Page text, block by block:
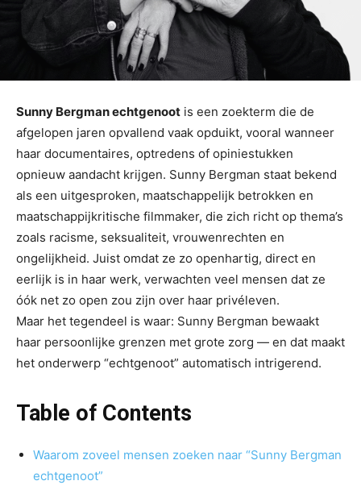
Sunny Bergman echtgenoot is een zoekterm die de
afgelopen jaren opvallend vaak opduikt, vooral wanneer
haar documentaires, optredens of opiniestukken
opnieuw aandacht krijgen. Sunny Bergman staat bekend
als een uitgesproken, maatschappelijk betrokken en
maatschappijkritische filmmaker, die zich richt op thema’s
zoals racisme, seksualiteit, vrouwenrechten en
ongelijkheid. Juist omdat ze zo openhartig, direct en
eerlijk is in haar werk, verwachten veel mensen dat ze
óók net zo open zou zijn over haar privéleven.
Maar het tegendeel is waar: Sunny Bergman bewaakt
haar persoonlijke grenzen met grote zorg — en dat maakt
het onderwerp “echtgenoot” automatisch intrigerend.
Table of Contents
Waarom zoveel mensen zoeken naar “Sunny Bergman
echtgenoot”